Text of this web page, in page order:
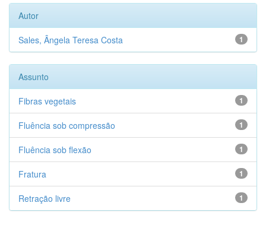
Autor
1
Sales, Ângela Teresa Costa
Assunto
1
Fibras vegetais
1
Fluência sob compressão
1
Fluência sob flexão
1
Fratura
1
Retração livre